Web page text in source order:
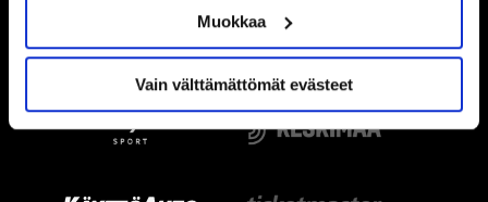
Muokkaa
Vain välttämättömät evästeet